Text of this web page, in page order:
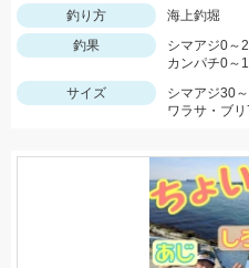
釣り方
海上釣堀
釣果
シマアジ0～
カンパチ0～1
サイズ
シマアジ30
ワラサ・ブ